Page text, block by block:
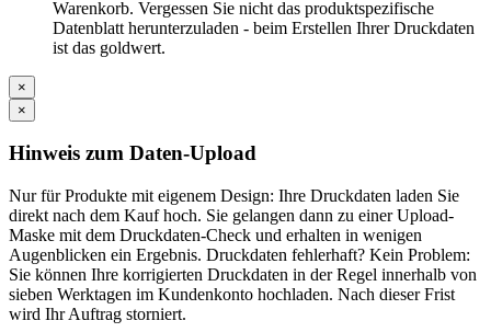
Warenkorb. Vergessen Sie nicht das produktspezifische
Datenblatt herunterzuladen - beim Erstellen Ihrer Druckdaten
ist das goldwert.
×
×
Hinweis zum Daten-Upload
Nur für Produkte mit eigenem Design: Ihre Druckdaten laden Sie
direkt nach dem Kauf hoch. Sie gelangen dann zu einer Upload-
Maske mit dem Druckdaten-Check und erhalten in wenigen
Augenblicken ein Ergebnis. Druckdaten fehlerhaft? Kein Problem:
Sie können Ihre korrigierten Druckdaten in der Regel innerhalb von
sieben Werktagen im Kundenkonto hochladen. Nach dieser Frist
wird Ihr Auftrag storniert.